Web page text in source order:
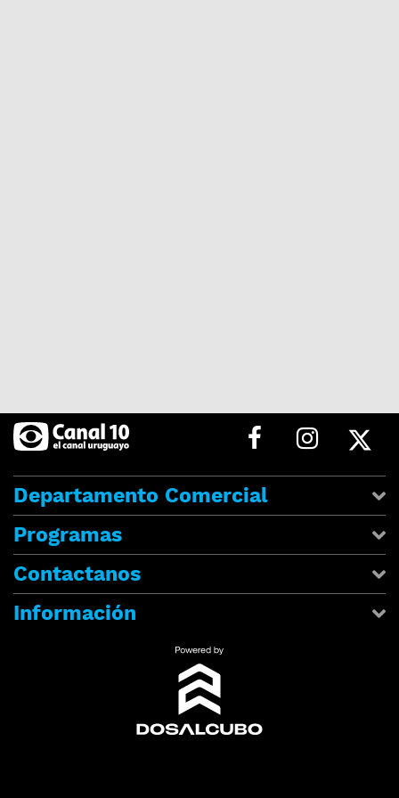
Departamento Comercial
Programas
Contactanos
Información